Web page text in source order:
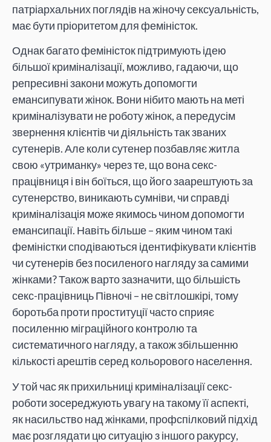
патріархальних поглядів на жіночу сексуальність,
має бути пріоритетом для феміністок.
Однак багато феміністок підтримують ідею
більшої криміналізації, можливо, гадаючи, що
репресивні закони можуть допомогти
емансипувати жінок. Вони нібито мають на меті
криміналізувати не роботу жінок, а передусім
звернення клієнтів чи діяльність так званих
сутенерів. Але коли сутенер позбавляє житла
свою «утриманку» через те, що вона секс-
працівниця і він боїться, що його заарештують за
сутенерство, виникають сумніви, чи справді
криміналізація може якимось чином допомогти
емансипації. Навіть більше – яким чином такі
феміністки сподіваються ідентифікувати клієнтів
чи сутенерів без посиленого нагляду за самими
жінками? Також варто зазначити, що більшість
секс-працівниць Півночі – не світлошкірі, тому
боротьба проти проституції часто сприяє
посиленню міграційного контролю та
систематичного нагляду, а також збільшенню
кількості арештів серед кольорового населення.
У той час як прихильниці криміналізації секс-
роботи зосереджують увагу на такому її аспекті,
як насильство над жінками, профспілковий підхід
має розглядати цю ситуацію з іншого ракурсу,